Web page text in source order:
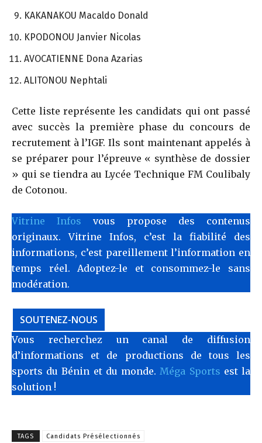
KAKANAKOU Macaldo Donald
KPODONOU Janvier Nicolas
AVOCATIENNE Dona Azarias
ALITONOU Nephtali
Cette liste représente les candidats qui ont passé
avec succès la première phase du concours de
recrutement à l’IGF. Ils sont maintenant appelés à
se préparer pour l’épreuve « synthèse de dossier
» qui se tiendra au Lycée Technique FM Coulibaly
de Cotonou.
Vitrine Infos vous propose des contenus
originaux. Vitrine Infos, c’est la fiabilité des
informations, c’est pareillement l’information en
temps réel. Adoptez-le et consommez-le sans
modération.
SOUTENEZ-NOUS
Vous recherchez un canal de diffusion
d’informations et de productions de tous les
sports du Bénin et du monde. Méga Sports est la
solution !
TAGS
Candidats Présélectionnés